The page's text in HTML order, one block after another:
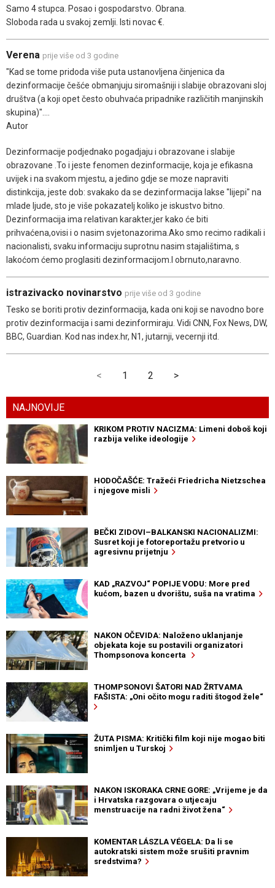
Samo 4 stupca. Posao i gospodarstvo. Obrana.
Sloboda rada u svakoj zemlji. Isti novac €.
Verena prije više od 3 godine
"Kad se tome pridoda više puta ustanovljena činjenica da
dezinformacije češće obmanjuju siromašniji i slabije obrazovani sloj
društva (a koji opet često obuhvaća pripadnike različitih manjinskih
skupina)"....
Autor
Dezinformacije podjednako pogadjaju i obrazovane i slabije
obrazovane .To i jeste fenomen dezinformacije, koja je efikasna
uvijek i na svakom mjestu, a jedino gdje se moze napraviti
distinkcija, jeste dob: svakako da se dezinformacija lakse "lijepi" na
mlade ljude, sto je više pokazatelj koliko je iskustvo bitno.
Dezinformacija ima relativan karakter,jer kako će biti
prihvaćena,ovisi i o nasim svjetonazorima.Ako smo recimo radikali i
nacionalisti, svaku informaciju suprotnu nasim stajalištima, s
lakoćom ćemo proglasiti dezinformacijom.I obrnuto,naravno.
istrazivacko novinarstvo prije više od 3 godine
Tesko se boriti protiv dezinformacija, kada oni koji se navodno bore
protiv dezinformacija i sami dezinformiraju. Vidi CNN, Fox News, DW,
BBC, Guardian. Kod nas index.hr, N1, jutarnji, vecernji itd.
< 1 2 >
NAJNOVIJE
KRIKOM PROTIV NACIZMA: Limeni doboš koji
razbija velike ideologije
HODOČAŠĆE: Tražeći Friedricha Nietzschea
i njegove misli
BEČKI ZIDOVI–BALKANSKI NACIONALIZMI:
Susret koji je fotoreportažu pretvorio u
agresivnu prijetnju
KAD „RAZVOJ“ POPIJE VODU: More pred
kućom, bazen u dvorištu, suša na vratima
NAKON OČEVIDA: Naloženo uklanjanje
objekata koje su postavili organizatori
Thompsonova koncerta
THOMPSONOVI ŠATORI NAD ŽRTVAMA
FAŠISTA: „Oni očito mogu raditi štogod žele“
ŽUTA PISMA: Kritički film koji nije mogao biti
snimljen u Turskoj
NAKON ISKORAKA CRNE GORE: „Vrijeme je da
i Hrvatska razgovara o utjecaju
menstruacije na radni život žena“
KOMENTAR LÁSZLA VÉGELA: Da li se
autokratski sistem može srušiti pravnim
sredstvima?